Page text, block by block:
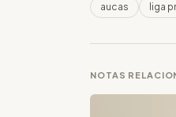
aucas liga
NOTAS